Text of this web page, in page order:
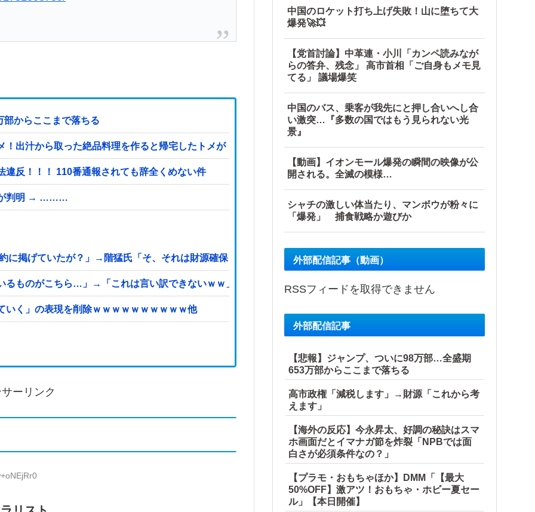
からここまで落ちる
！出汁から取った絶品料理を作ると帰宅したトメが「味がない！」と発狂ｗｗｗ箸を置いた良ウトが言い放った言葉とは
反！！！ 110番通報されても辞全くめない件
が判明 → ………
に掲げていたが？」→階猛氏「そ、それは財源確保という条件付き」
るものがこちら…」→「これは言い訳できないｗｗ」＝韓国の反応
く」の表現を削除ｗｗｗｗｗｗｗｗｗｗ他
ーリンク
中国のロケット打ち上げ失敗！山に堕ちて大
爆発🚀💥
【党首討論】中革連・小川「カンペ読みなが
らの答弁、残念」 高市首相「ご自身もメモ見
てる」 議場爆笑
中国のバス、乗客が我先にと押し合いへし合
い激突…『多数の国ではもう見られない光
景』
【動画】イオンモール爆発の瞬間の映像が公
開される。全滅の模様…
シャチの激しい体当たり、マンボウが粉々に
「爆発」 捕食戦略か遊びか
外部配信記事（動画）
RSSフィードを取得できません
外部配信記事
【悲報】ジャンプ、ついに98万部…全盛期
653万部からここまで落ちる
高市政権「減税します」→財源「これから考
えます」
【海外の反応】今永昇太、好調の秘訣はスマ
ホ画面だとイマナガ節を炸裂「NPBでは面
白さが必須条件なの？」
【プラモ・おもちゃほか】DMM「【最大
50%OFF】激アツ！おもちゃ・ホビー夏セー
ル」【本日開催】